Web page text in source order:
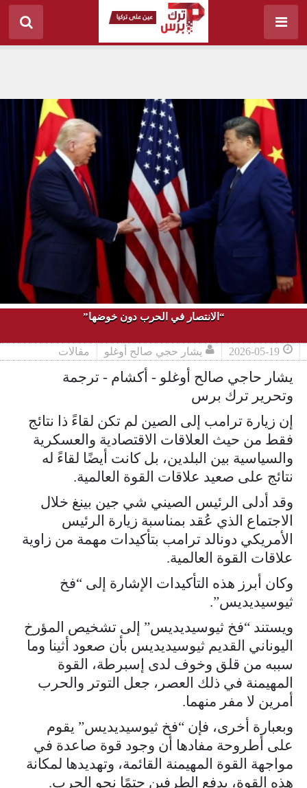
“الانتصار في الحرب دون خوضها”
2026-05-19 يشار حجي صالح أوغلو مقالات
يشار حاجي صالح أوغلو - أكشام - ترجمة
وتحرير ترك برس
إن زيارة ترامب إلى الصين لم تكن لقاءً ذا نتائج
فقط من حيث العلاقات الاقتصادية والعسكرية
والسياسية بين البلدين، بل كانت أيضًا لقاءً له
نتائج على صعيد علاقات القوة العالمية.
وقد أدلى الرئيس الصيني شي جين بينغ خلال
الاجتماع الذي عُقد بمناسبة زيارة الرئيس
الأمريكي دونالد ترامب بتأكيدات مهمة من زاوية
علاقات القوة العالمية.
وكان أبرز هذه التأكيدات الإشارة إلى “فخ
ثيوسيديديس”.
ويستند “فخ ثيوسيديديس” إلى تشخيص المؤرخ
اليوناني القديم ثيوسيديديس بأن صعود أثينا وما
سببه من قلق وخوف لدى إسبرطة، القوة
المهيمنة في ذلك العصر، جعل التوتر والحرب
أمرين لا مفر منهما.
وبعبارة أخرى، فإن “فخ ثيوسيديديس” يقوم
على أطروحة مفادها أن وجود قوة صاعدة في
مواجهة القوة المهيمنة القائمة، وتهديدها لمكانة
هذه القوة، يدفع الطرفين حتمًا نحو الحرب.